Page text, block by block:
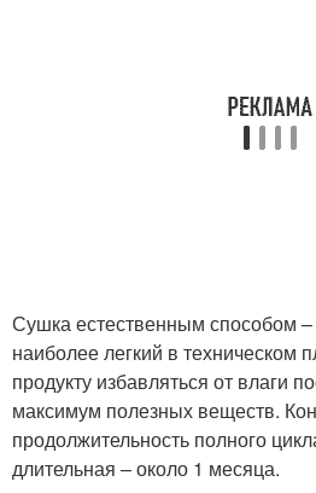
Сушка естественным способом –
наиболее легкий в техническом
продукту избавляться от влаги
максимум полезных веществ.
продолжительность полного
длительная – около 1 месяца.